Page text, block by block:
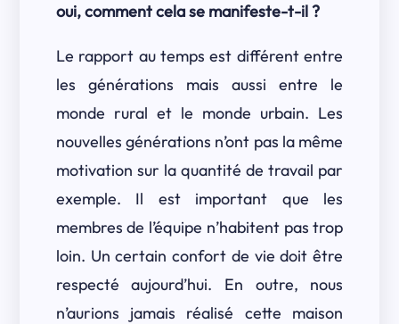
oui, comment cela se manifeste-t-il ?
Le rapport au temps est différent entre
les générations mais aussi entre le
monde rural et le monde urbain. Les
nouvelles générations n’ont pas la même
motivation sur la quantité de travail par
exemple. Il est important que les
membres de l’équipe n’habitent pas trop
loin. Un certain confort de vie doit être
respecté aujourd’hui. En outre, nous
n’aurions jamais réalisé cette maison